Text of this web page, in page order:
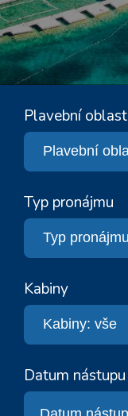
Plavební oblast
Typ pronájmu
Kabiny
Datum nástupu